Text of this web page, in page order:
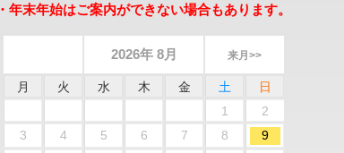
・年末年始はご案内ができない場合もあります。
2026年 8月 来月>>
月 火 水 木 金 土
日
1
2
3
4 5 6 7 8
9